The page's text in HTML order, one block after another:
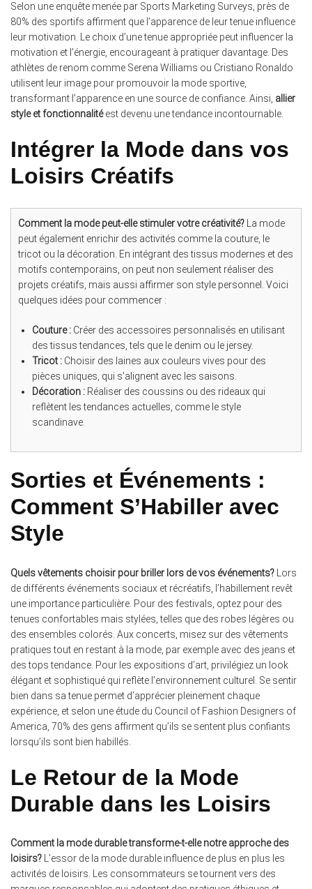
Selon une enquête menée par Sports Marketing Surveys, près de
80% des sportifs affirment que l’apparence de leur tenue influence
leur motivation. Le choix d’une tenue appropriée peut influencer la
motivation et l’énergie, encourageant à pratiquer davantage. Des
athlètes de renom comme Serena Williams ou Cristiano Ronaldo
utilisent leur image pour promouvoir la mode sportive,
transformant l’apparence en une source de confiance. Ainsi, allier
style et fonctionnalitéest devenu une tendance incontournable.
Intégrer la Mode dans vos
Loisirs Créatifs
Comment la mode peut-elle stimuler votre créativité? La mode
peut également enrichir des activités comme la couture, le
tricot ou la décoration. En intégrant des tissus modernes et des
motifs contemporains, on peut non seulement réaliser des
projets créatifs, mais aussi affirmer son style personnel. Voici
quelques idées pour commencer :
Couture : Créer des accessoires personnalisés en utilisant
des tissus tendances, tels que le denim ou le jersey.
Tricot : Choisir des laines aux couleurs vives pour des
pièces uniques, qui s’alignent avec les saisons.
Décoration : Réaliser des coussins ou des rideaux qui
reflètent les tendances actuelles, comme le style
scandinave.
Sorties et Événements :
Comment S’Habiller avec
Style
Quels vêtements choisir pour briller lors de vos événements? Lors
de différents événements sociaux et récréatifs, l’habillement revêt
une importance particulière. Pour des festivals, optez pour des
tenues confortables mais stylées, telles que des robes légères ou
des ensembles colorés. Aux concerts, misez sur des vêtements
pratiques tout en restant à la mode, par exemple avec des jeans et
des tops tendance. Pour les expositions d’art, privilégiez un look
élégant et sophistiqué qui reflète l’environnement culturel. Se sentir
bien dans sa tenue permet d’apprécier pleinement chaque
expérience, et selon une étude du Council of Fashion Designers of
America, 70% des gens affirment qu’ils se sentent plus confiants
lorsqu’ils sont bien habillés.
Le Retour de la Mode
Durable dans les Loisirs
Comment la mode durable transforme-t-elle notre approche des
loisirs? L’essor de la mode durable influence de plus en plus les
activités de loisirs. Les consommateurs se tournent vers des